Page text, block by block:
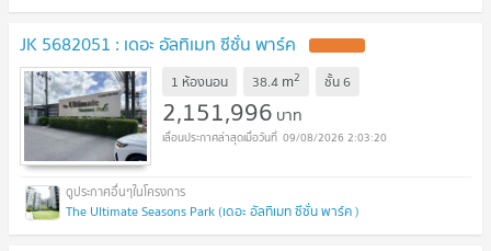
JK 5682051 : เดอะ อัลทิเมท ซีซั่น พาร์ค
1 ห้องนอน 38.4 m2 ชั้น6
2,151,996 บาท
09/08/2026 2:03:20
The Ultimate Seasons Park (เดอะ อัลทิเมท ซีซั่น พาร์ค )